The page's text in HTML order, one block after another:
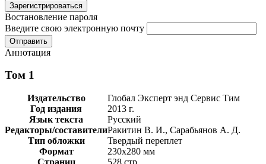
Востановление пароля
Введите свою электронную почту
Аннотация
Том 1
Издательство
Глобал Эксперт энд Сервис Тим
Год издания
2013 г.
Язык текста
Русский
Редакторы/составителиРакитин В. И., Сарабьянов А. Д.
Тип обложки
Твердый переплет
Формат
230х280 мм